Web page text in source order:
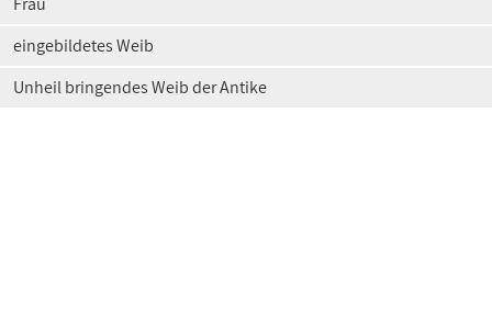
eingebildetes Weib
Unheil bringendes Weib der Antike